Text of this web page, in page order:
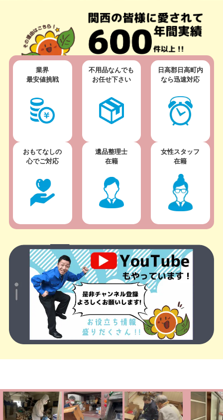
業界
最安値挑戦
不用品なんでも
お任せ下さい
日高郡日高町内
なら迅速対応
おもてなしの
心でご対応
遺品整理士
在籍
女性スタッフ
在籍